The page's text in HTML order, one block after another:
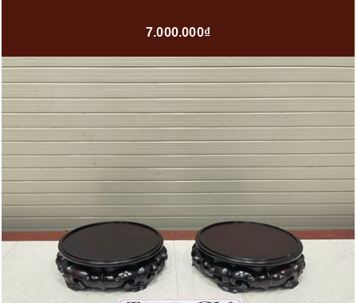
7.000.000₫